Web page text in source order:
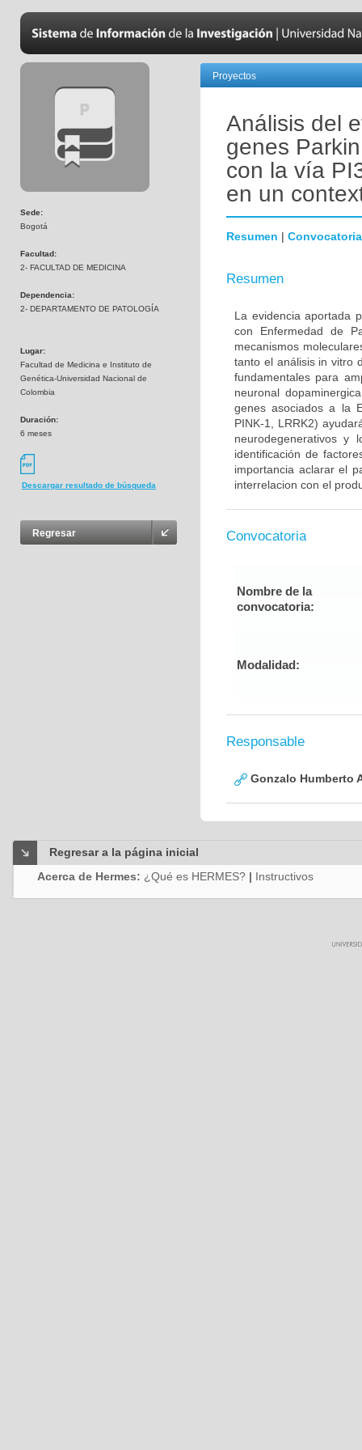
Sede:
Bogotá
Facultad:
2- FACULTAD DE MEDICINA
Dependencia:
2- DEPARTAMENTO DE PATOLOGÍA
Lugar:
Facultad de Medicina e Instituto de
Genética-Universidad Nacional de
Colombia
Duración:
6 meses
Descargar resultado de búsqueda
Regresar
Proyectos
Análisis del
genes
con la vía
en un
Resumen | Convocatoria
Resumen
La evidencia aportada
con Enfermedad de
mecanismos
tanto el análisis in vitro
fundamentales para
neuronal
genes asociados a la
PINK-1, LRRK2)
neurodegenerativos y
identificación de
importancia aclarar el
interrelacion con el
Convocatoria
Nombre de la
convocatoria:
Modalidad:
Responsable
Gonzalo Humberto
Regresar a la página inicial
Acerca de Hermes: ¿Qué es HERMES? | Instructivos